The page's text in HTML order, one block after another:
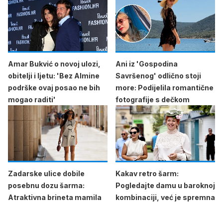
Amar Bukvić o novoj ulozi,
obitelji i ljetu: 'Bez Almine
podrške ovaj posao ne bih
mogao raditi'
Ani iz 'Gospodina
Savršenog' odlično stoji
more: Podijelila romantične
fotografije s dečkom
Zadarske ulice dobile
posebnu dozu šarma:
Atraktivna brineta mamila
Kakav retro šarm:
Pogledajte damu u baroknoj
kombinaciji, već je spremna